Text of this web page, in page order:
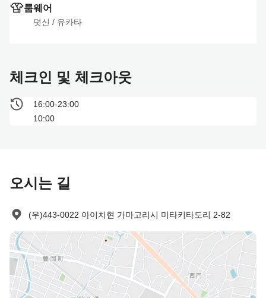
룸웨어
덧신 / 유카타
체크인 및 체크아웃
16:00-23:00
10:00
오시는 길
(우)443-0022 아이치현 가마고리시 미타키타도리 2-82